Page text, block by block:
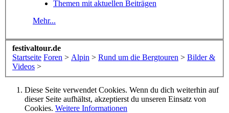
Themen mit aktuellen Beiträgen
Mehr...
festivaltour.de
Startseite Foren > Alpin > Rund um die Bergtouren > Bilder &
Videos >
Diese Seite verwendet Cookies. Wenn du dich weiterhin auf
dieser Seite aufhältst, akzeptierst du unseren Einsatz von
Cookies. Weitere Informationen